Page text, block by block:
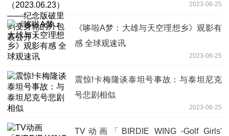
2023-06-25
《哆啦A梦：大雄与天空理想乡》观影有
感 全球观速讯
2023-06-25
震惊!卡梅隆谈泰坦号事故：与泰坦尼克
号悲剧相似
2023-06-25
TV动画「BIRDIE WING -Golf Girls'